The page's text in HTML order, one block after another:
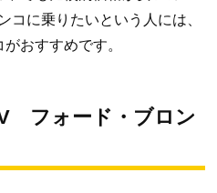
コに乗りたいという人には、
おすすめです。
フォード・ブロン